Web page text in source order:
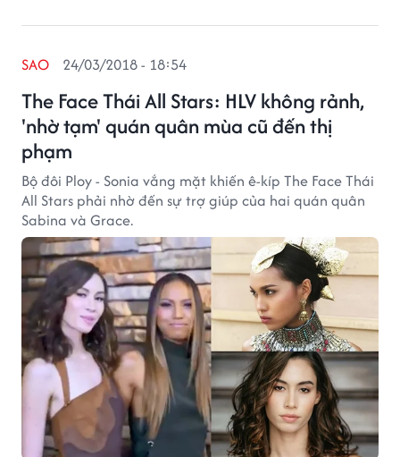
The Face Thái All Stars: HLV không rảnh,
'nhờ tạm' quán quân mùa cũ đến thị
phạm
SAO 24/03/2018 - 18:54
Bộ đôi Ploy - Sonia vắng mặt khiến ê-kíp The Face Thái
All Stars phải nhờ đến sự trợ giúp của hai quán quân
Sabina và Grace.